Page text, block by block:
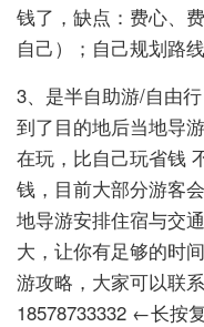
钱了，缺点：费心、
自己）；自己规划路
3、是半自助游/自由
到了目的地后当地导
在玩，比自己玩省钱
钱，目前大部分游客
地导游安排住宿与交
大，让你有足够的时
游攻略，大家可以联
18578733332 ←长按